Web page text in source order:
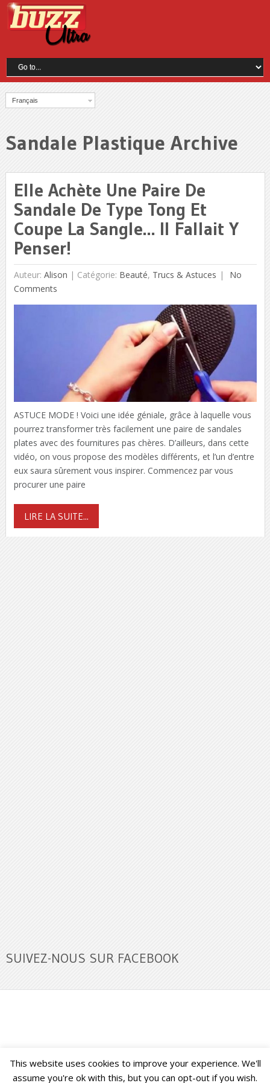
Français
Sandale Plastique Archive
Elle Achète Une Paire De
Sandale De Type Tong Et
Coupe La Sangle… Il Fallait Y
Penser!
Auteur: Alison | Catégorie: Beauté, Trucs & Astuces
No
Comments
ASTUCE MODE ! Voici une idée géniale, grâce à laquelle vous
pourrez transformer très facilement une paire de sandales
plates avec des fournitures pas chères. D’ailleurs, dans cette
vidéo, on vous propose des modèles différents, et l’un d’entre
eux saura sûrement vous inspirer. Commencez par vous
procurer une paire
LIRE LA SUITE...
SUIVEZ-NOUS SUR FACEBOOK
Buzz Ultra Copyright © 2026. Back to Top ↑
This website uses cookies to improve your experience. We'll
assume you're ok with this, but you can opt-out if you wish.